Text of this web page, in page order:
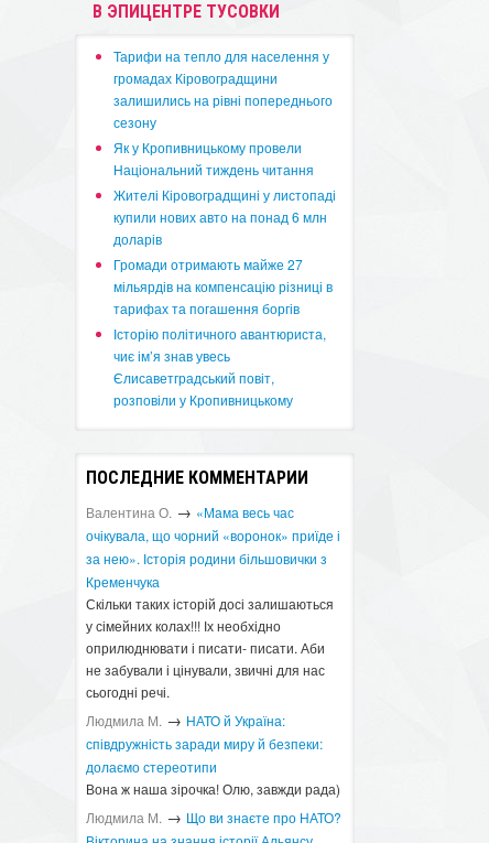
В ЭПИЦЕНТРЕ ТУСОВКИ
​Тарифи на тепло для населення у
громадах Кіровоградщини
залишились на рівні попереднього
сезону
​Як у Кропивницькому провели
Національний тиждень читання
​Жителі Кіровоградщині у листопаді
купили нових авто на понад 6 млн
доларів
​Громади отримають майже 27
мільярдів на компенсацію різниці в
тарифах та погашення боргів
Історію політичного авантюриста,
чиє ім’я знав увесь
Єлисаветградський повіт,
розповіли у Кропивницькому
ПОСЛЕДНИЕ КОММЕНТАРИИ
Валентина О. → «Мама весь час
очікувала, що чорний «воронок» приїде і
за нею». Історія родини більшовички з
Кременчука
Скільки таких історій досі залишаються
у сімейних колах!!! Іх необхідно
оприлюднювати і писати- писати. Аби
не забували і цінували, звичні для нас
сьогодні речі.
Людмила М. → ​НАТО й Україна:
співдружність заради миру й безпеки:
долаємо стереотипи
Вона ж наша зірочка! Олю, завжди рада)
Людмила М. → Що ви знаєте про НАТО?